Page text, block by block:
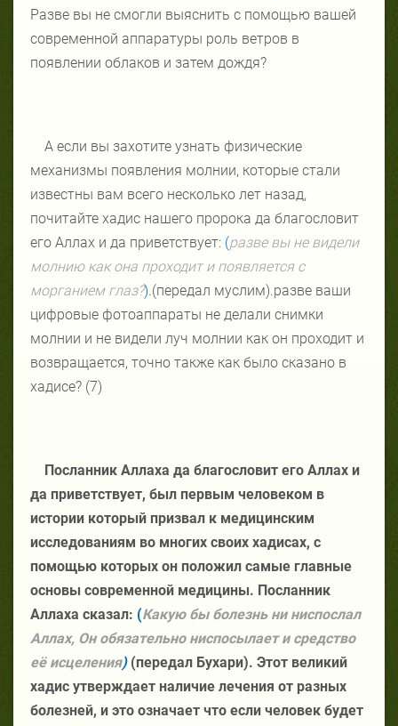
Разве вы не смогли выяснить с помощью вашей
современной аппаратуры роль ветров в
появлении облаков и затем дождя?
А если вы захотите узнать физические
механизмы появления молнии, которые стали
известны вам всего несколько лет назад,
почитайте хадис нашего пророка да благословит
его Аллах и да приветствует: (разве вы не видели
молнию как она проходит и появляется с
морганием глаз?).(передал муслим).разве ваши
цифровые фотоаппараты не делали снимки
молнии и не видели луч молнии как он проходит и
возвращается, точно также как было сказано в
хадисе? (7)
Посланник Аллаха да благословит его Аллах и
да приветствует, был первым человеком в
истории который призвал к медицинским
исследованиям во многих своих хадисах, с
помощью которых он положил самые главные
основы современной медицины. Посланник
Аллаха сказал: (Какую бы болезнь ни ниспослал
Аллах, Он обязательно ниспосылает и средство
её исцеления) (передал Бухари). Этот великий
хадис утверждает наличие лечения от разных
болезней, и это означает что если человек будет